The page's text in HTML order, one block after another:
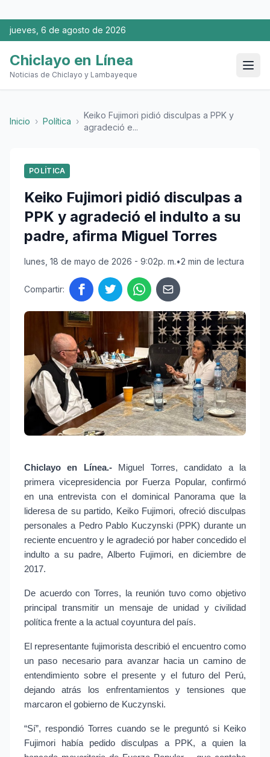
jueves, 6 de agosto de 2026
Chiclayo en Línea
Noticias de Chiclayo y Lambayeque
Inicio › Política ›
Keiko Fujimori pidió disculpas a PPK y
agradeció e...
POLÍTICA
Keiko Fujimori pidió disculpas a
PPK y agradeció el indulto a su
padre, afirma Miguel Torres
lunes, 18 de mayo de 2026 - 9:02p. m.•2 min de lectura
Compartir:
Chiclayo en Línea.- Miguel Torres, candidato a la
primera vicepresidencia por Fuerza Popular, confirmó
en una entrevista con el dominical Panorama que la
lideresa de su partido, Keiko Fujimori, ofreció disculpas
personales a Pedro Pablo Kuczynski (PPK) durante un
reciente encuentro y le agradeció por haber concedido el
indulto a su padre, Alberto Fujimori, en diciembre de
2017.
De acuerdo con Torres, la reunión tuvo como objetivo
principal transmitir un mensaje de unidad y civilidad
política frente a la actual coyuntura del país.
El representante fujimorista describió el encuentro como
un paso necesario para avanzar hacia un camino de
entendimiento sobre el presente y el futuro del Perú,
dejando atrás los enfrentamientos y tensiones que
marcaron el gobierno de Kuczynski.
“Sí”, respondió Torres cuando se le preguntó si Keiko
Fujimori había pedido disculpas a PPK, a quien la